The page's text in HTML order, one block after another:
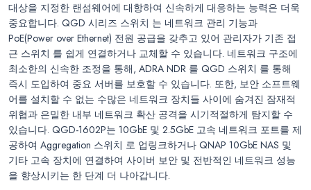
대상을 지정한 랜섬웨어에 대항하여 신속하게 대응하는 능력은 더욱
중요합니다. QGD 시리즈 스위치 는 네트워크 관리 기능과
PoE(Power over Ethernet) 전원 공급을 갖추고 있어 관리자가 기존 접
근 스위치 를 쉽게 연결하거나 교체할 수 있습니다. 네트워크 구조에
최소한의 신속한 조정을 통해, ADRA NDR 를 QGD 스위치 를 통해
즉시 도입하여 중요 서버를 보호할 수 있습니다. 또한, 보안 소프트웨
어를 설치할 수 없는 수많은 네트워크 장치들 사이에 숨겨진 잠재적
위협과 은밀한 내부 네트워크 확산 공격을 시기적절하게 탐지할 수
있습니다. QGD-1602P는 10GbE 및 2.5GbE 고속 네트워크 포트를 제
공하여 Aggregation 스위치 로 업링크하거나 QNAP 10GbE NAS 및
기타 고속 장치에 연결하여 사이버 보안 및 전반적인 네트워크 성능
을 향상시키는 한 단계 더 나아갑니다.